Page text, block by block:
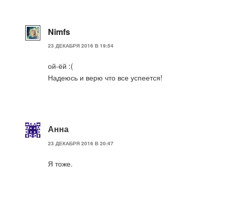
Nimfs
23 ДЕКАБРЯ 2016 В 19:54
ой-ёй :(
Надеюсь и верю что все успеется!
Анна
23 ДЕКАБРЯ 2016 В 20:47
Я тоже.